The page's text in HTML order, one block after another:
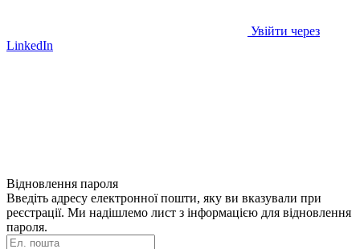
Увійти через
LinkedIn
Відновлення пароля
Введіть адресу електронної пошти, яку ви вказували при
реєстрації. Ми надішлемо лист з інформацією для відновлення
пароля.